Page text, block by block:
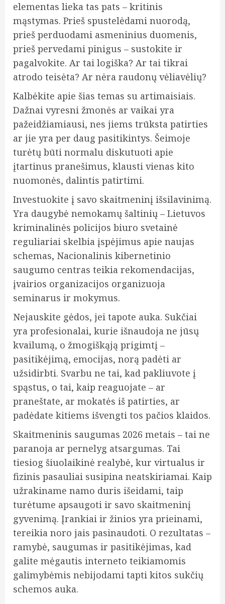
elementas lieka tas pats – kritinis
mąstymas. Prieš spustelėdami nuorodą,
prieš perduodami asmeninius duomenis,
prieš pervedami pinigus – sustokite ir
pagalvokite. Ar tai logiška? Ar tai tikrai
atrodo teisėta? Ar nėra raudonų vėliavėlių?
Kalbėkite apie šias temas su artimaisiais.
Dažnai vyresni žmonės ar vaikai yra
pažeidžiamiausi, nes jiems trūksta patirties
ar jie yra per daug pasitikintys. Šeimoje
turėtų būti normalu diskutuoti apie
įtartinus pranešimus, klausti vienas kito
nuomonės, dalintis patirtimi.
Investuokite į savo skaitmeninį išsilavinimą.
Yra daugybė nemokamų šaltinių – Lietuvos
kriminalinės policijos biuro svetainė
reguliariai skelbia įspėjimus apie naujas
schemas, Nacionalinis kibernetinio
saugumo centras teikia rekomendacijas,
įvairios organizacijos organizuoja
seminarus ir mokymus.
Nejauskite gėdos, jei tapote auka. Sukčiai
yra profesionalai, kurie išnaudoja ne jūsų
kvailumą, o žmogiškąją prigimtį –
pasitikėjimą, emocijas, norą padėti ar
užsidirbti. Svarbu ne tai, kad pakliuvote į
spąstus, o tai, kaip reaguojate – ar
praneštate, ar mokatės iš patirties, ar
padėdate kitiems išvengti tos pačios klaidos.
Skaitmeninis saugumas 2026 metais – tai ne
paranoja ar pernelyg atsargumas. Tai
tiesiog šiuolaikinė realybė, kur virtualus ir
fizinis pasauliai susipina neatskiriamai. Kaip
užrakiname namo duris išeidami, taip
turėtume apsaugoti ir savo skaitmeninį
gyvenimą. Įrankiai ir žinios yra prieinami,
tereikia noro jais pasinaudoti. O rezultatas –
ramybė, saugumas ir pasitikėjimas, kad
galite mėgautis interneto teikiamomis
galimybėmis nebijodami tapti kitos sukčių
schemos auka.